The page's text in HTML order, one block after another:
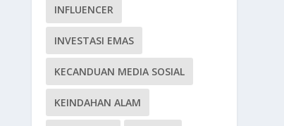
INFLUENCER
INVESTASI EMAS
KECANDUAN MEDIA SOSIAL
KEINDAHAN ALAM